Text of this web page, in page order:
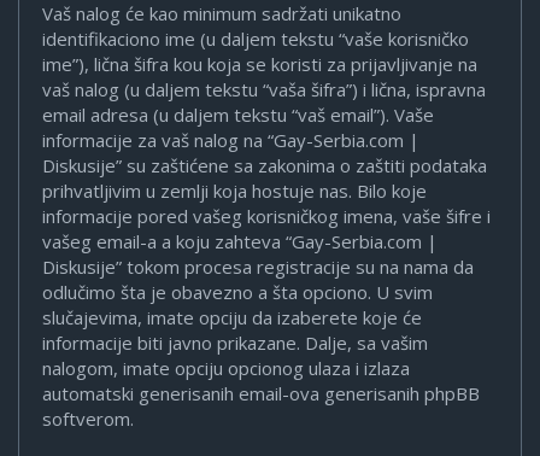
Vaš nalog će kao minimum sadržati unikatno
identifikaciono ime (u daljem tekstu “vaše korisničko
ime”), lična šifra kou koja se koristi za prijavljivanje na
vaš nalog (u daljem tekstu “vaša šifra”) i lična, ispravna
email adresa (u daljem tekstu “vaš email”). Vaše
informacije za vaš nalog na “Gay-Serbia.com |
Diskusije” su zaštićene sa zakonima o zaštiti podataka
prihvatljivim u zemlji koja hostuje nas. Bilo koje
informacije pored vašeg korisničkog imena, vaše šifre i
vašeg email-a a koju zahteva “Gay-Serbia.com |
Diskusije” tokom procesa registracije su na nama da
odlučimo šta je obavezno a šta opciono. U svim
slučajevima, imate opciju da izaberete koje će
informacije biti javno prikazane. Dalje, sa vašim
nalogom, imate opciju opcionog ulaza i izlaza
automatski generisanih email-ova generisanih phpBB
softverom.